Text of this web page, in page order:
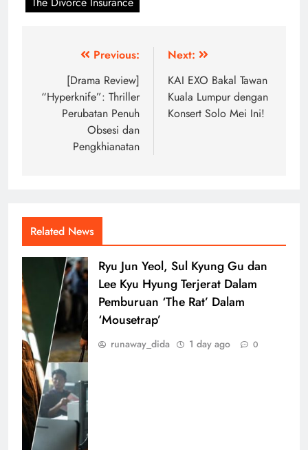
navigation
Previous:
[Drama Review]
“Hyperknife”: Thriller
Perubatan Penuh
Obsesi dan
Pengkhianatan
Next:
KAI EXO Bakal Tawan
Kuala Lumpur dengan
Konsert Solo Mei Ini!
Related News
Ryu Jun Yeol, Sul Kyung Gu dan
Lee Kyu Hyung Terjerat Dalam
Pemburuan ‘The Rat’ Dalam
‘Mousetrap’
runaway_dida 1 day ago 0